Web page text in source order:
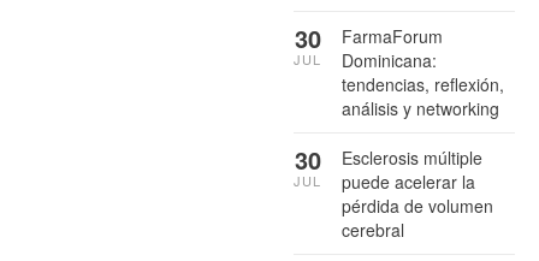
FarmaForum
Dominicana:
tendencias, reflexión,
análisis y networking
30
JUL
Esclerosis múltiple
puede acelerar la
pérdida de volumen
cerebral
30
JUL